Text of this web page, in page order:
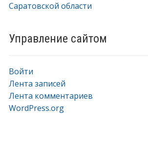
Саратовской области
Управление сайтом
Войти
Лента записей
Лента комментариев
WordPress.org